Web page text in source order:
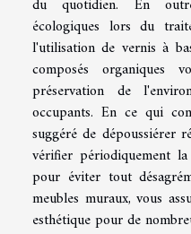
du quotidien. En
écologiques lors du
l'utilisation de vernis à
composés
préservation de
occupants. En ce qui
suggéré de dépoussiérer
vérifier périodiquement
pour éviter tout
meubles muraux, vous
esthétique pour de